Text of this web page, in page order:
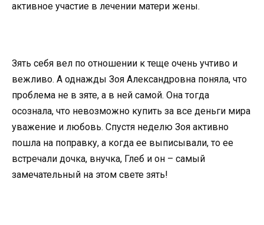
активное участие в лечении матери жены.
Зять себя вел по отношении к теще очень учтиво и
вежливо. А однажды Зоя Александровна поняла, что
проблема не в зяте, а в ней самой. Она тогда
осознала, что невозможно купить за все деньги мира
уважение и любовь. Спустя неделю Зоя активно
пошла на поправку, а когда ее выписывали, то ее
встречали дочка, внучка, Глеб и он – самый
замечательный на этом свете зять!